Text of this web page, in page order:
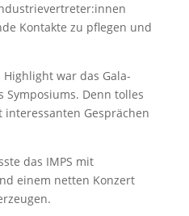
Kontakte zu pflegen und
war das Gala-
Symposiums. Denn tolles
Gesprächen
das IMPS mit
einem netten Konzert